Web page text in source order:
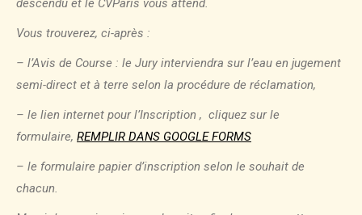
descendu et le CVParis vous attend.
Vous trouverez, ci-après :
– l’Avis de Course : le Jury interviendra sur l’eau en jugement
semi-direct et à terre selon la procédure de réclamation,
– le lien internet pour l’Inscription , cliquez sur le
formulaire, REMPLIR DANS GOOGLE FORMS
– le formulaire papier d’inscription selon le souhait de
chacun.